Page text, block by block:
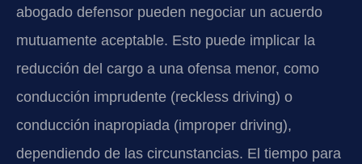
abogado defensor pueden negociar un acuerdo
mutuamente aceptable. Esto puede implicar la
reducción del cargo a una ofensa menor, como
conducción imprudente (reckless driving) o
conducción inapropiada (improper driving),
dependiendo de las circunstancias. El tiempo para